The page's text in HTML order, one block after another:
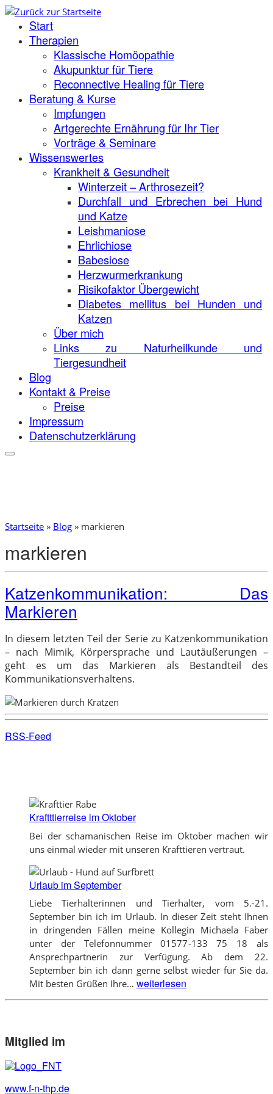
Zum
Inhalt
springen
Start
Therapien
Klassische Homöopathie
Akupunktur für Tiere
Reconnective Healing für Tiere
Beratung & Kurse
Impfungen
Artgerechte Ernährung für Ihr Tier
Vorträge & Seminare
Wissenswertes
Krankheit & Gesundheit
Winterzeit – Arthrosezeit?
Durchfall und Erbrechen bei Hund
und Katze
Leishmaniose
Ehrlichiose
Babesiose
Herzwurmerkrankung
Risikofaktor Übergewicht
Diabetes mellitus bei Hunden und
Katzen
Über mich
Links zu Naturheilkunde und
Tiergesundheit
Blog
Kontakt & Preise
Preise
Impressum
Datenschutzerklärung
Startseite » Blog » markieren
markieren
Katzenkommunikation: Das
Markieren
In diesem letzten Teil der Serie zu Katzenkommunikation
– nach Mimik, Körpersprache und Lautäußerungen –
geht es um das Markieren als Bestandteil des
Kommunikationsverhaltens.
RSS-Feed
Kraftttierreise im Oktober
Bei der schamanischen Reise im Oktober machen wir
uns einmal wieder mit unseren Krafttieren vertraut.
Urlaub im September
Liebe Tierhalterinnen und Tierhalter, vom 5.-21.
September bin ich im Urlaub. In dieser Zeit steht Ihnen
in dringenden Fällen meine Kollegin Michaela Faber
unter der Telefonnummer 01577-133 75 18 als
Ansprechpartnerin zur Verfügung. Ab dem 22.
September bin ich dann gerne selbst wieder für Sie da.
Mit besten Grüßen Ihre… Urlaub
im
September
weiterlesen
Mitglied im
www.f-n-thp.de